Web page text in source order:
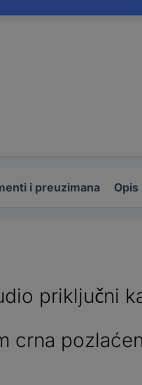
i preuzimana Opis
priključni
crna